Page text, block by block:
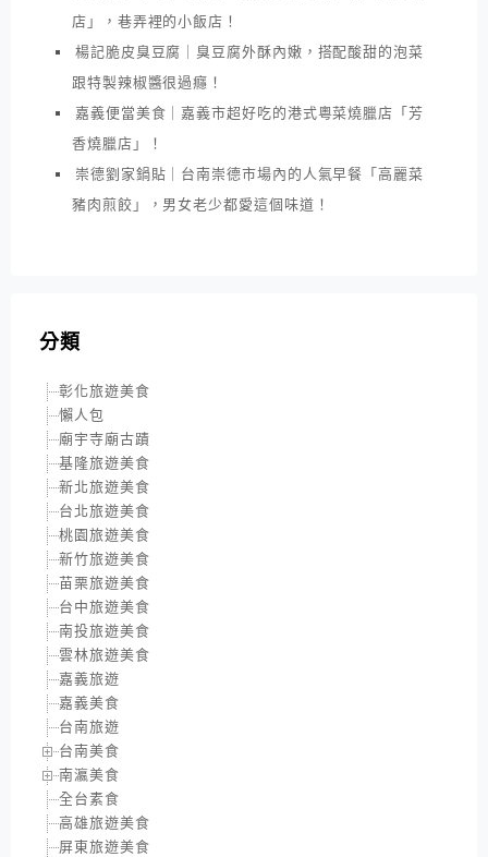
店」，巷弄裡的小飯店！
楊記脆皮臭豆腐｜臭豆腐外酥內嫩，搭配酸甜的泡菜
跟特製辣椒醬很過癮！
嘉義便當美食｜嘉義市超好吃的港式粵菜燒臘店「芳
香燒臘店」！
崇德劉家鍋貼｜台南崇德市場內的人氣早餐「高麗菜
豬肉煎餃」，男女老少都愛這個味道！
分類
彰化旅遊美食
懶人包
廟宇寺廟古蹟
基隆旅遊美食
新北旅遊美食
台北旅遊美食
桃園旅遊美食
新竹旅遊美食
苗栗旅遊美食
台中旅遊美食
南投旅遊美食
雲林旅遊美食
嘉義旅遊
嘉義美食
台南旅遊
台南美食
南瀛美食
全台素食
高雄旅遊美食
屏東旅遊美食